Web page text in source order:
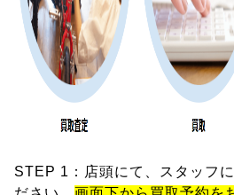
STEP 1：店頭にて、スタッフ